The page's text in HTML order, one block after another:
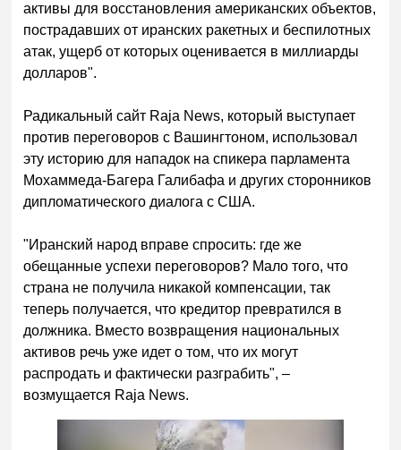
активы для восстановления американских объектов,
пострадавших от иранских ракетных и беспилотных
атак, ущерб от которых оценивается в миллиарды
долларов".
Радикальный сайт Raja News, который выступает
против переговоров с Вашингтоном, использовал
эту историю для нападок на спикера парламента
Мохаммеда-Багера Галибафа и других сторонников
дипломатического диалога с США.
"Иранский народ вправе спросить: где же
обещанные успехи переговоров? Мало того, что
страна не получила никакой компенсации, так
теперь получается, что кредитор превратился в
должника. Вместо возвращения национальных
активов речь уже идет о том, что их могут
распродать и фактически разграбить", –
возмущается Raja News.